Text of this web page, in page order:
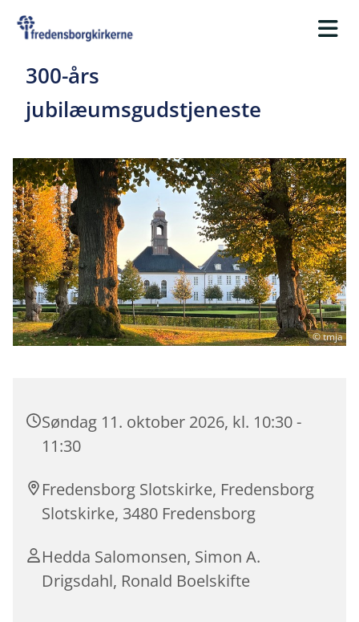
300-års
jubilæumsgudstjeneste
© tmja
Søndag 11. oktober 2026, kl. 10:30 -
11:30
Fredensborg Slotskirke, Fredensborg
Slotskirke, 3480 Fredensborg
Hedda Salomonsen, Simon A.
Drigsdahl, Ronald Boelskifte